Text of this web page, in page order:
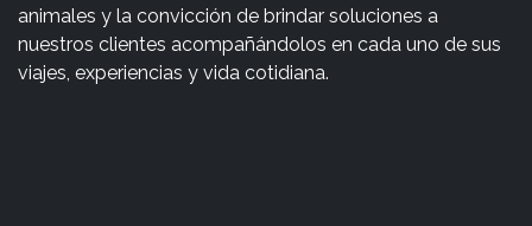
animales y la convicción de brindar soluciones a
nuestros clientes acompañándolos en cada uno de sus
viajes, experiencias y vida cotidiana.